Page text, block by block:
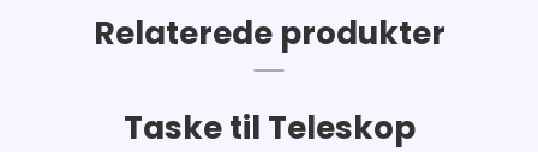
Relaterede produkter
Taske til Teleskop